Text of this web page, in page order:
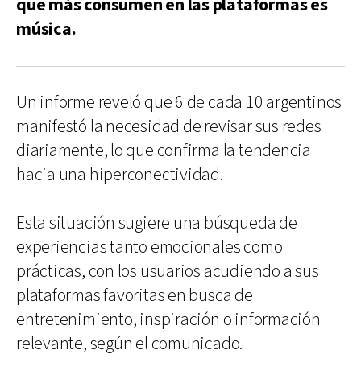
que más consumen en las plataformas es
música.
Un informe reveló que 6 de cada 10 argentinos
manifestó la necesidad de revisar sus redes
diariamente, lo que confirma la tendencia
hacia una hiperconectividad.
Esta situación sugiere una búsqueda de
experiencias tanto emocionales como
prácticas, con los usuarios acudiendo a sus
plataformas favoritas en busca de
entretenimiento, inspiración o información
relevante, según el comunicado.